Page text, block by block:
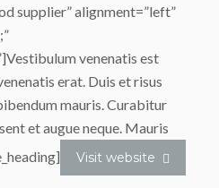
supplier” alignment=”left”
venenatis est
erat. Duis et risus
mauris. Curabitur
et augue neque. Mauris
Visit website